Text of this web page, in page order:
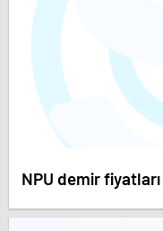
NPU demir